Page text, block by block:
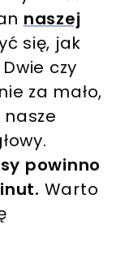
naszej
się, jak
czy
za mało,
powinno
Warto